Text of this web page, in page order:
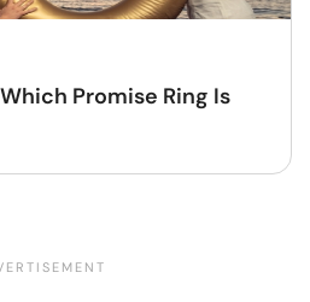
Promise Ring Is